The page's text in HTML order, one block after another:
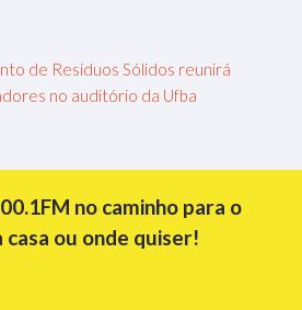
de Resíduos Sólidos reunirá
no auditório da Ufba
no caminho para o
ou onde quiser!